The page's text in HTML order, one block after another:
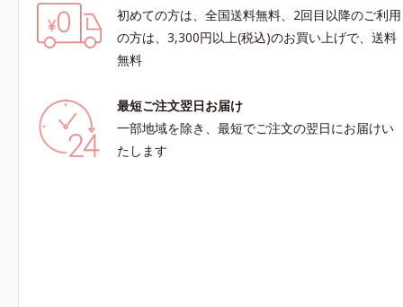
初めての方は、全国送料無料、2回目以降のご利用
の方は、3,300円以上(税込)のお買い上げで、送料
無料
最短ご注文翌日お届け
一部地域を除き、最短でご注文の翌日にお届けい
たします